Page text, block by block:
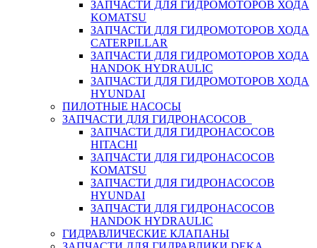
ЗАПЧАСТИ ДЛЯ ГИДРОМОТОРОВ ХОДА
KOMATSU
ЗАПЧАСТИ ДЛЯ ГИДРОМОТОРОВ ХОДА
CATERPILLAR
ЗАПЧАСТИ ДЛЯ ГИДРОМОТОРОВ ХОДА
HANDOK HYDRAULIC
ЗАПЧАСТИ ДЛЯ ГИДРОМОТОРОВ ХОДА
HYUNDAI
ПИЛОТНЫЕ НАСОСЫ
ЗАПЧАСТИ ДЛЯ ГИДРОНАСОСОВ
ЗАПЧАСТИ ДЛЯ ГИДРОНАСОСОВ
HITACHI
ЗАПЧАСТИ ДЛЯ ГИДРОНАСОСОВ
KOMATSU
ЗАПЧАСТИ ДЛЯ ГИДРОНАСОСОВ
HYUNDAI
ЗАПЧАСТИ ДЛЯ ГИДРОНАСОСОВ
HANDOK HYDRAULIC
ГИДРАВЛИЧЕСКИЕ КЛАПАНЫ